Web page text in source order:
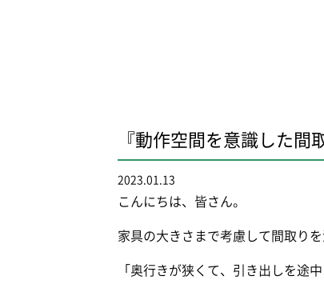
『動作空間を意識した間
2023.01.13
こんにちは、皆さん。
家具の大きさまで考慮して間取りを
「奥行きが狭くて、引き出しを途